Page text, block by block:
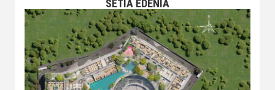
Tiến Độ Xây Dựng Eco Xuân
Skyresidences Cập Nhật
SETIA EDENIA